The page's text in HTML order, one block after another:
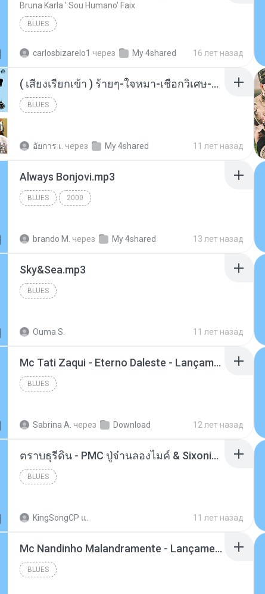
Bruna Karla ' Sou Humano' Faix
BLUES
carlosbizarelo1 через My 4shared 16 лет назад
( เสียงเรียกเข้า ) ร้ายๆ-ใจหมา-เชือกวิเศษ-ว้าเหว่.mp3
BLUES
อัยการ เ. через My 4shared 11 лет назад
Always Bonjovi.mp3
BLUES 2000
brando M. через My 4shared 13 лет назад
Sky&Sea.mp3
BLUES
Ouma S. 11 лет назад
Mc Tati Zaqui - Eterno Daleste - Lançamento 2014.mp3
BLUES
Sabrina A. через Download 12 лет назад
ตราบธุรีดิน - PMC ปู่จ๋านลองไมค์ & Sixonine ( Cover Version ).mp3
BLUES
KingSongCP แ. 11 лет назад
Mc Nandinho Malandramente - Lançamento 2016.mp3
BLUES